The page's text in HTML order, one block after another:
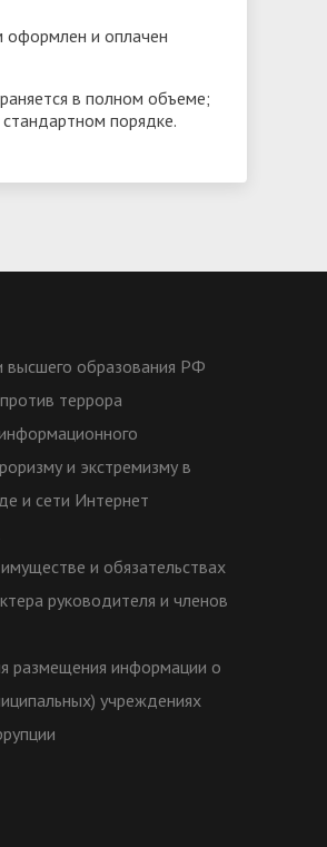
оформлен и оплачен
в полном объеме;
порядке.
высшего образования РФ
террора
и экстремизму в
и сети Интернет
и обязательствах
руководителя и членов
размещения информации о
учреждениях